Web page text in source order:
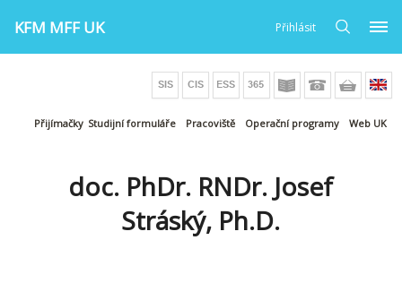
KFM MFF UK Přihlásit
Přijímačky Studijní formuláře Pracoviště Operační programy Web UK
doc. PhDr. RNDr. Josef
Stráský, Ph.D.